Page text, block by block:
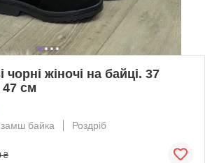
жіночі на байці. 37
47 см
байка
Роздріб
₴